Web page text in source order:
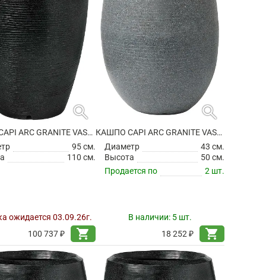
search
КАШПО CAPI ARC GRANITE VASE ELEGANT BLACK
95 см.
110 см.
ожидается 03.09.26г.
100 737 ₽
shopping_cart
search
КАШПО CAPI ARC GRANITE VASE ELEGANT DELUXE ANTHRACITE
Диаметр
43 см.
Высота
50 см.
Продается по
2 шт.
В наличии: 5 шт.
18 252 ₽
shopping_cart